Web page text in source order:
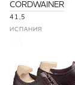
CORDWAINER
41,5
ИСПАНИЯ